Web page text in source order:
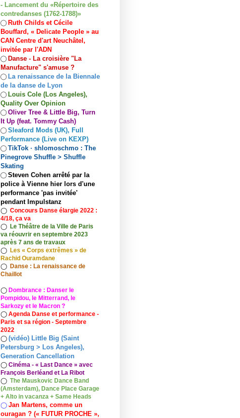
- Lancement du «Répertoire des
contredanses (1762-1788)»
◯ Ruth Childs et Cécile
Bouffard, « Delicate People » au
CAN Centre d'art Neuchâtel,
invitée par l'ADN
◯ Danse - La croisière "La
Manufacture" s'amuse ?
◯ La renaissance de la Biennale
de la danse de Lyon
◯ Louis Cole (Los Angeles),
Quality Over Opinion
◯ Oliver Tree & Little Big, Turn
It Up (feat. Tommy Cash)
◯ Sleaford Mods (UK), Full
Performance (Live on KEXP)
◯ TikTok · shlomoschmo : The
Pinegrove Shuffle > Shuffle
Skating
◯ Steven Cohen arrêté par la
police à Vienne hier lors d'une
performance 'pas invitée'
pendant Impulstanz
◯ Concours Danse élargie 2022 :
4/18, ça va
◯ Le Théâtre de la Ville de Paris
va réouvrir en septembre 2023
après 7 ans de travaux
◯ Les « Corps extrêmes » de
Rachid Ouramdane
◯ Danse : La renaissance de
Chaillot
◯ Dombrance : Danser le
Pompidou, le Mitterrand, le
Sarkozy et le Macron ?
◯ Agenda Danse et performance -
Paris et sa région - Septembre
2022
◯ (vidéo) Little Big (Saint
Petersburg > Los Angeles),
Generation Cancellation
◯ Cinéma - « Last Dance » avec
François Berléand et La Ribot
◯ The Mauskovic Dance Band
(Amsterdam), Dance Place Garage
+ Alto in vacanza + Same Heads
◯ Jan Martens, comme un
ouragan ? (« FUTUR PROCHE »,